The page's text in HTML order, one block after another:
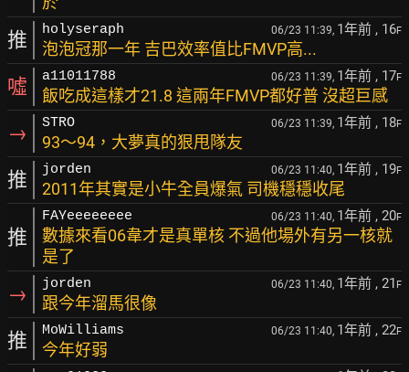
推 holyseraph 06/23 11:39, 1年前 , 16F
泡泡冠那一年 吉巴效率值比FMVP高...
噓 a11011788 06/23 11:39, 1年前 , 17F
飯吃成這樣才21.8 這兩年FMVP都好普 沒超巨感
→ STRO 06/23 11:39, 1年前 , 18F
93～94，大夢真的狠甩隊友
推 jorden 06/23 11:40, 1年前 , 19F
2011年其實是小牛全員爆氣 司機穩穩收尾
推
FAYeeeeeeee 06/23 11:40, 1年前 , 20F
數據來看06韋才是真單核 不過他場外有另一核就
是了
→ jorden 06/23 11:40, 1年前 , 21 F
跟今年溜馬很像
推 MoWilliams 06/23 11:40, 1年前 , 22F
今年好弱